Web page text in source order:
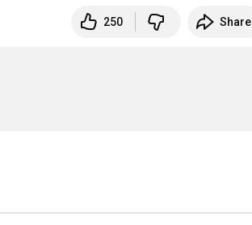
250 Share